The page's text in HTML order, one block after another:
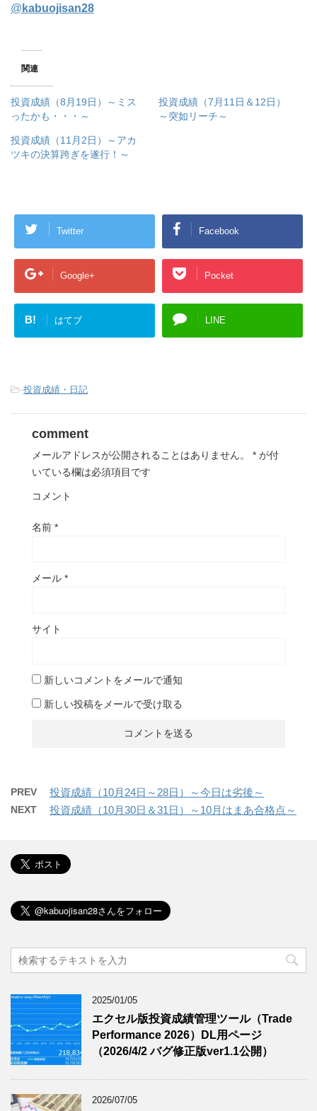
@ kabuojisan28
関連
投資成績（8月19日）～ミス
ったかも・・・～
投資成績（7月11日＆12日）
～突如リーチ～
投資成績（11月2日）～アカ
ツキの決算跨ぎを遂行！～
Twitter Facebook
Google+ Pocket
B! はてブ LINE
-投資成績・日記
comment
メールアドレスが公開されることはありません。 * が付
いている欄は必須項目です
コメント
名前 *
メール *
サイト
新しいコメントをメールで通知
新しい投稿をメールで受け取る
PREV 投資成績（10月24日～28日）～今日は劣後～
NEXT 投資成績（10月30日＆31日）～10月はまあ合格点～
2025/01/05
エクセル版投資成績管理ツール（Trade
Performance 2026）DL用ページ
（2026/4/2 バグ修正版ver1.1公開）
2026/07/05